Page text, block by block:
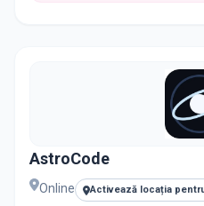
AstroCode
Online Activează locația